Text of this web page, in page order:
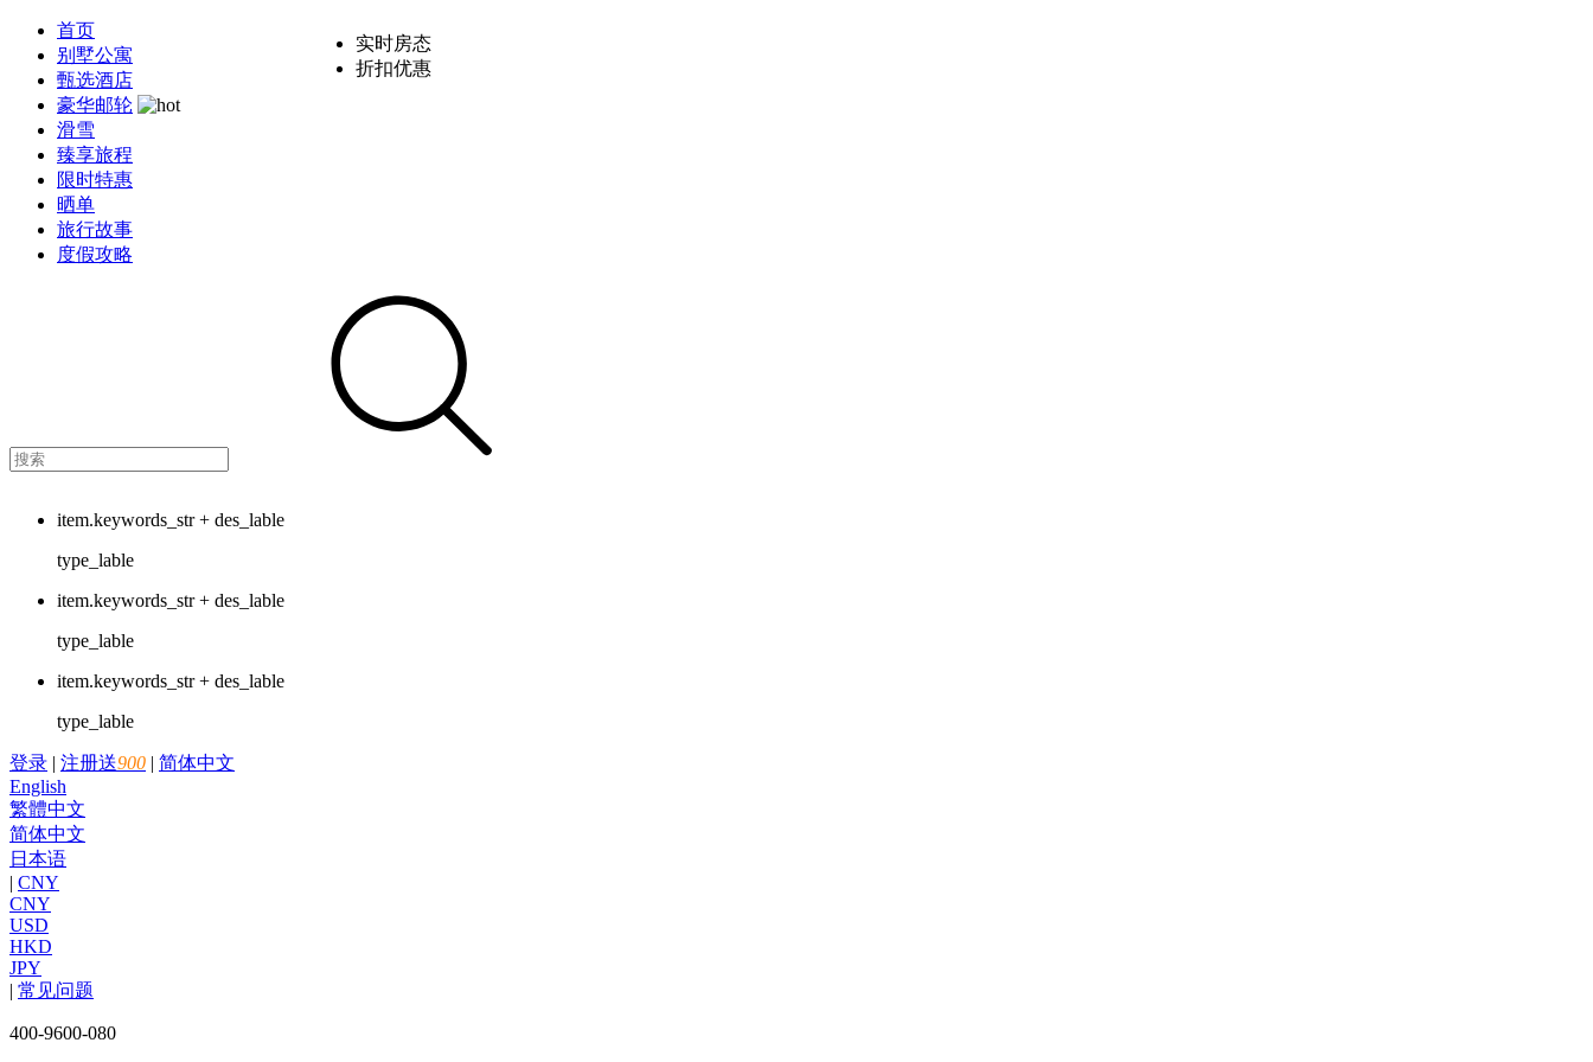
首页
别墅公寓
甄选酒店
豪华邮轮
滑雪
臻享旅程
限时特惠
晒单
旅行故事
度假攻略
item.keywords_str + des_lable
type_lable
item.keywords_str + des_lable
type_lable
item.keywords_str + des_lable
type_lable
登录 | 注册送900 | 简体中文
English
繁體中文
简体中文
日本语
| CNY
CNY
USD
HKD
JPY
| 常见问题
400-9600-080
实时房态
折扣优惠